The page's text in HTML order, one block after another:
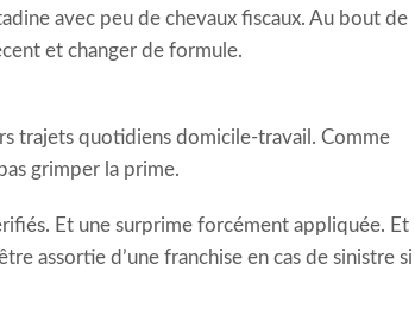
avec peu de chevaux fiscaux. Au bout de
et changer de formule.
trajets quotidiens domicile-travail. Comme
grimper la prime.
Et une surprime forcément appliquée. Et
assortie d’une franchise en cas de sinistre si